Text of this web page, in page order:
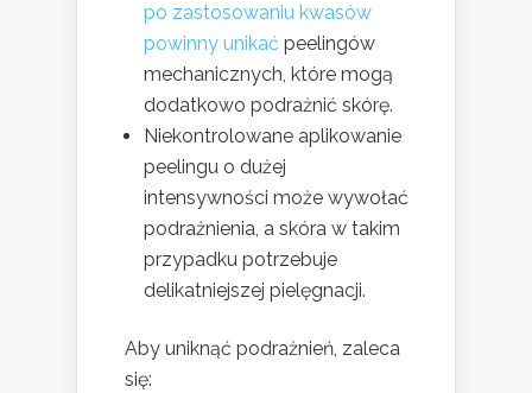
po zastosowaniu kwasów
powinny unikać peelingów
mechanicznych, które mogą
dodatkowo podrażnić skórę.
Niekontrolowane aplikowanie
peelingu o dużej
intensywności może wywołać
podrażnienia, a skóra w takim
przypadku potrzebuje
delikatniejszej pielęgnacji.
Aby uniknąć podrażnień, zaleca
się: